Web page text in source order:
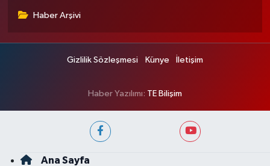
Haber Arşivi
Gizlilik Sözleşmesi Künye İletişim
Haber Yazılımı: TE Bilişim
Ana Sayfa